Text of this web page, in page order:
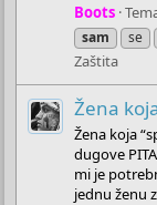
Boots
sam
se
Zaštita
Žena
Žena koja
dugove
mi je
jednu ženu